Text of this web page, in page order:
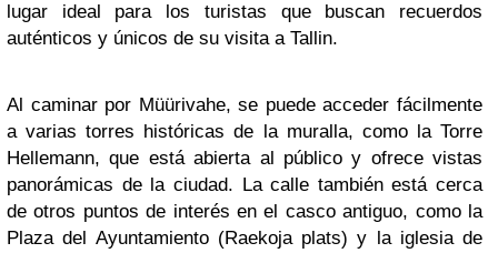
lugar ideal para los turistas que buscan recuerdos
auténticos y únicos de su visita a Tallin.
Al caminar por Müürivahe, se puede acceder fácilmente
a varias torres históricas de la muralla, como la Torre
Hellemann, que está abierta al público y ofrece vistas
panorámicas de la ciudad. La calle también está cerca
de otros puntos de interés en el casco antiguo, como la
Plaza del Ayuntamiento (Raekoja plats) y la iglesia de